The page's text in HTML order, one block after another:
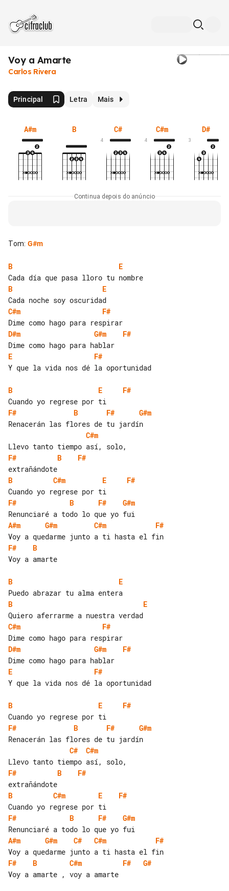
Voy a Amarte
Carlos Rivera
Principal Letra Mais
A#m B C#
4
C#m
4
D#
3
Continua depois do anúncio
Tom: G#m
B
E
B
E
C#m
F#
D#m
G#m
F#
E
F#
Y que la vida nos dé la oportunidad
B E
F#
F#
B F#
G#m
C#m
F#
B
F#
B
C#m E
F#
F#
B F#
G#m
A#m
G#m C#m
F#
F#
B
Voy a amarte
B
E
B
E
C#m
F#
D#m
G#m
F#
E
F#
Y que la vida nos dé la oportunidad
B E
F#
F#
B F#
G#m
C#
C#m
F#
B
F#
B
C#m E
F#
F#
B F#
G#m
A#m
G#m C# C#m
F#
F#
B C#m F#
G#
Voy a amarte , voy a amarte